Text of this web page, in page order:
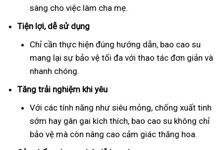
sàng cho việc làm cha mẹ.
Tiện lợi, dễ sử dụng
Chỉ cần thực hiện đúng hướng dẫn, bao cao su
mang lại sự bảo vệ tối đa với thao tác đơn giản và
nhanh chóng.
Tăng trải nghiệm khi yêu
Với các tính năng như siêu mỏng, chống xuất tinh
sớm hay gân gai kích thích, bao cao su không chỉ
bảo vệ mà còn nâng cao cảm giác thăng hoa.